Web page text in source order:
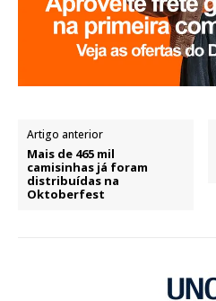
Artigo anterior
Mais de 465 mil
camisinhas já foram
distribuídas na
Oktoberfest